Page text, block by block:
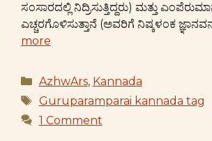
ಸಂಸಾರದಲ್ಲಿ ನಿದ್ರಿಸುತ್ತಿದ್ದರು) ಮತ್ತು
ಎಚ್ಚರಗೊಳಿಸುತ್ತಾನೆ (ಅವರಿಗೆ ನಿಷ್ಕಳಂಕ
more
Categories
AzhwArs, Kannada
Tags
Guruparamparai kannada tag
1 Comment